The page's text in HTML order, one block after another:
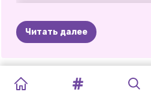
👗 Создайте свой
стиль гача-игры
возможностей. Начните с
меню, а затем перейдите в
начинается настоящее веселье.
Читать далее
WORLD:
ОДЕВАЛКА
КУКЛЫ
ЧИБИ
ОДЕВАЕМ
КУКЛУ:
GACHA
TOCA
BOCA
ТБ